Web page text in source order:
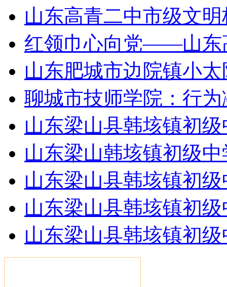
山东高青二中市级文
红领巾心向党——山东
山东肥城市边院镇小
聊城市技师学院：行
山东梁山县韩垓镇初
山东梁山韩垓镇初级
山东梁山县韩垓镇初
山东梁山县韩垓镇初
山东梁山县韩垓镇初